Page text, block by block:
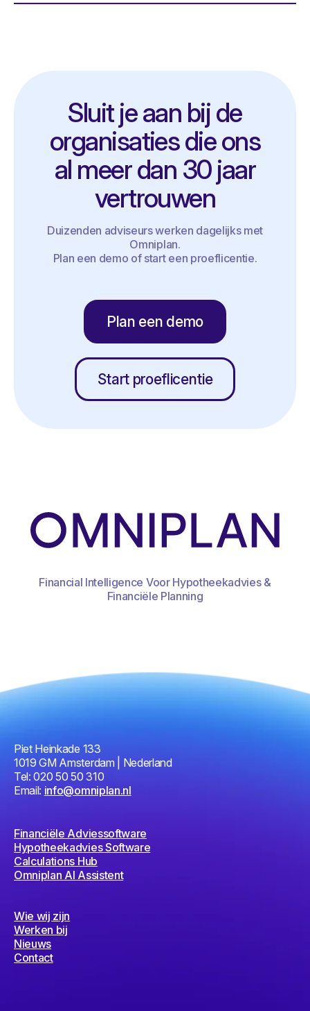
Sluit je aan bij de
organisaties die ons
al meer dan 30 jaar
vertrouwen
Duizenden adviseurs werken dagelijks met
Omniplan.
Plan een demo of start een proeflicentie.
Plan een demo
Start proeflicentie
Financial Intelligence Voor Hypotheekadvies &
Financiële Planning
Piet Heinkade 133
1019 GM Amsterdam | Nederland
Tel: 020 50 50 310
Email: info@omniplan.nl
Financiële Adviessoftware
Hypotheekadvies Software
Calculations Hub
Omniplan AI Assistent
Wie wij zijn
Werken bij
Nieuws
Contact